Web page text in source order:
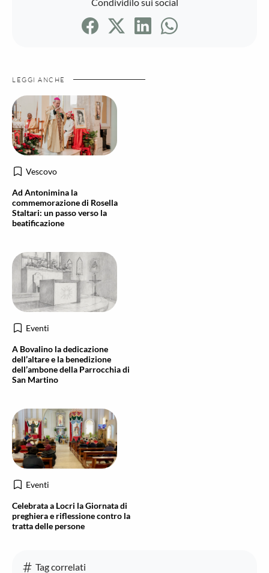
LEGGI ANCHE
Vescovo
Ad Antonimina la
commemorazione di Rosella
Staltari: un passo verso la
beatificazione
Eventi
A Bovalino la dedicazione
dell’altare e la benedizione
dell’ambone della Parrocchia di
San Martino
Eventi
Celebrata a Locri la Giornata di
preghiera e riflessione contro la
tratta delle persone
Tag correlati